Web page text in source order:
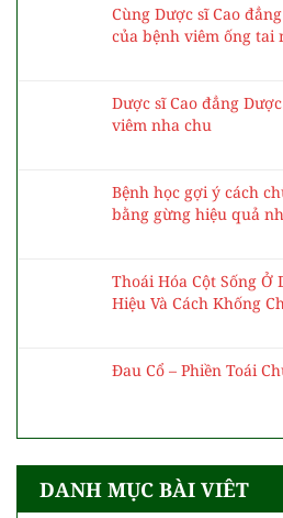
Cùng Dược sĩ Cao
của bệnh viêm ống tai
Dược sĩ Cao đẳng
viêm nha chu
Bệnh học gợi ý cách
bằng gừng hiệu quả
Thoái Hóa Cột Sống Ở
Hiệu Và Cách Khống
Đau Cổ – Phiền Toái
DANH MỤC BÀI VIÊT